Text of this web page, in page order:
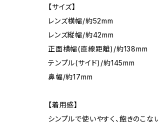
【サイズ】
レンズ横幅/約52mm
レンズ縦幅/約42mm
正面横幅(直線距離)/約138mm
テンプル(サイド)/約145mm
鼻幅/約17mm
【着用感】
シンプルで使いやすく、飽きのこな